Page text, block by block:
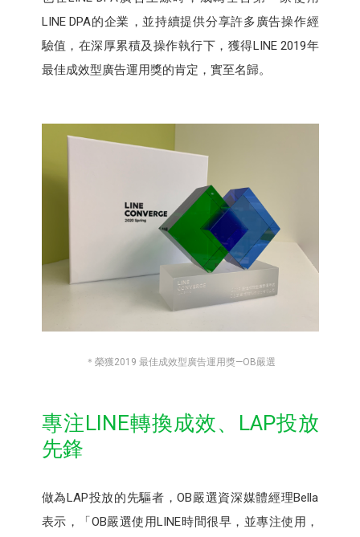
LINE DPA的企業​，並持續提供分享許多廣告操作經
驗值，在深厚累積及操作執行下，獲得LINE 2019年
最佳成效型廣告運用獎的肯定，實至名歸。
＊榮獲2019 最佳成效型廣告運用獎—OB嚴選
專注LINE轉換成效、LAP投放
先鋒
做為LAP投放的先驅者，OB嚴選資深媒體經理Bella
表示，「OB嚴選使用LINE時間很早，並專注使用，